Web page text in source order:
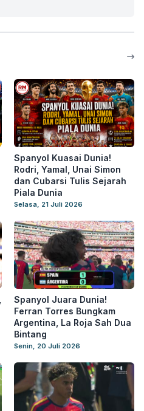
Spanyol Kuasai Dunia!
Rodri, Yamal, Unai Simon
dan Cubarsi Tulis Sejarah
Piala Dunia
Selasa, 21 Juli 2026
Spanyol Juara Dunia!
Ferran Torres Bungkam
Argentina, La Roja Sah Dua
Bintang
Senin, 20 Juli 2026